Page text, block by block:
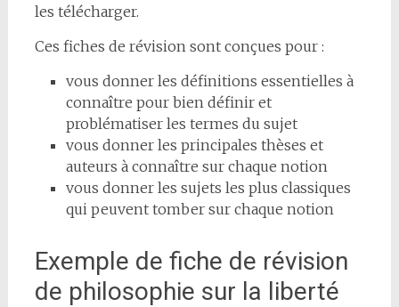
les télécharger.
Ces fiches de révision sont conçues pour :
vous donner les définitions essentielles à
connaître pour bien définir et
problématiser les termes du sujet
vous donner les principales thèses et
auteurs à connaître sur chaque notion
vous donner les sujets les plus classiques
qui peuvent tomber sur chaque notion
Exemple de fiche de révision
de philosophie sur la liberté